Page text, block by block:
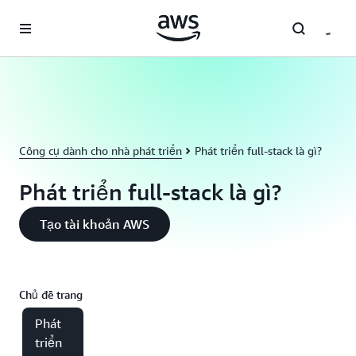
Công cụ dành cho nhà phát triển Phát triển full-stack là gì?
Phát triển full-stack là gì?
Tạo tài khoản AWS
Chủ đề trang
Phát
triển